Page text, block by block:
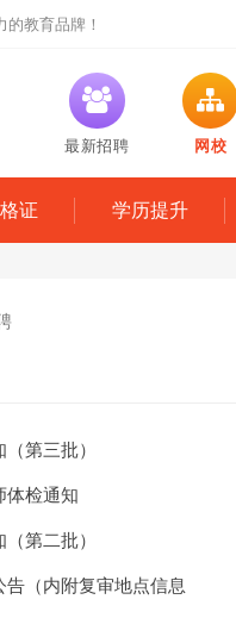
教育品牌！
最新招聘 网校
证 学历提升
第三批）
体检通知
第二批）
（内附复审地点信息
信息试讲模考安排